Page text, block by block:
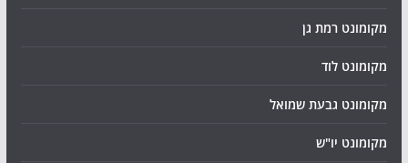
מקומונט רמת גן
מקומונט לוד
מקומונט גבעת שמואל
מקומונט יו"ש